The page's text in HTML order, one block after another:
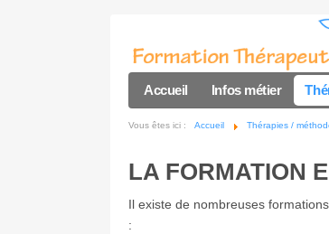
Accueil Infos métier
Vous êtes ici : Accueil Thérapies /
LA FORMATION
Il existe de nombreuses
: